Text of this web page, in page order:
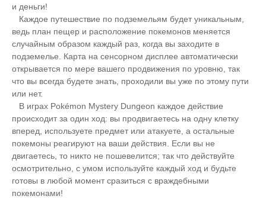
и деньги!
Каждое путешествие по подземельям будет уникальным,
ведь план пещер и расположение покемонов меняется
случайным образом каждый раз, когда вы заходите в
подземелье. Карта на сенсорном дисплее автоматически
открывается по мере вашего продвижения по уровню, так
что вы всегда будете знать, проходили вы уже по этому пути
или нет.
В играх Pokémon Mystery Dungeon каждое действие
происходит за один ход: вы продвигаетесь на одну клетку
вперед, используете предмет или атакуете, а остальные
покемоны реагируют на ваши действия. Если вы не
двигаетесь, то никто не пошевелится; так что действуйте
осмотрительно, с умом используйте каждый ход и будьте
готовы в любой момент сразиться с враждебными
покемонами!